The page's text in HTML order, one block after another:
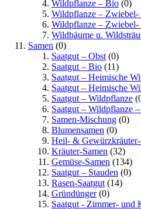
Wildpflanze – Bio (0)
Wildpflanze – Zwiebel-
Wildpflanze –
Wildbäume u.
Samen (0)
Saatgut – Obst (0)
Saatgut – Bio (11)
Saatgut – Heimische
Saatgut – Heimische
Saatgut – Wildpflanze
Saatgut – Wildpflanze
Samen-Mischung (0)
Blumensamen (0)
Heil- & Gewürzkräuter-
Kräuter-Samen (32)
Gemüse-Samen (134)
Saatgut – Stauden (0)
Rasen-Saatgut (14)
Gründünger(0)
Saatgut - Zimmer- und